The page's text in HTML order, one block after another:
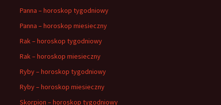
Panna – horoskop tygodniowy
Panna – horoskop miesieczny
Rak – horoskop tygodniowy
Rak – horoskop miesieczny
Ryby – horoskop tygodniowy
Ryby – horoskop miesieczny
Skorpion – horoskop tygodniowy